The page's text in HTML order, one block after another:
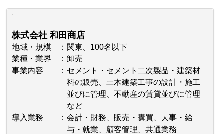
株式会社 和田商店
地域・規模
関東、100名以下
業種・業界
卸売
事業内容
セメント・セメント二次製品・建築材
料の販売、土木建築工事の設計・施工
並びに管理、不動産の賃貸並びに管理
など
導入業務
会計・財務、販売・購買、人事・給
与・就業、顧客管理、共通業務